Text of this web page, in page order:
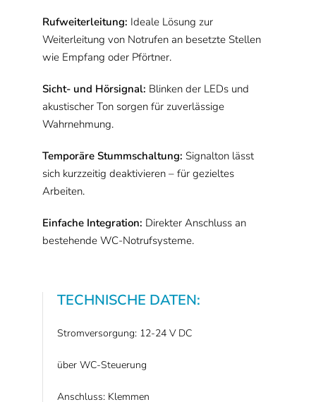
Rufweiterleitung: Ideale Lösung zur
Weiterleitung von Notrufen an besetzte Stellen
wie Empfang oder Pförtner.
Sicht- und Hörsignal: Blinken der LEDs und
akustischer Ton sorgen für zuverlässige
Wahrnehmung.
Temporäre Stummschaltung: Signalton lässt
sich kurzzeitig deaktivieren – für gezieltes
Arbeiten.
Einfache Integration: Direkter Anschluss an
bestehende WC-Notrufsysteme.
TECHNISCHE DATEN:
Stromversorgung: 12-24 V DC
über WC-Steuerung
Anschluss: Klemmen